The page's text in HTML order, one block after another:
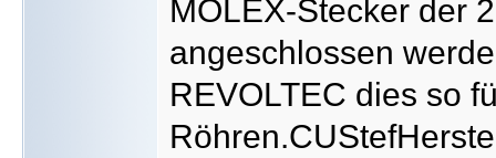
MOLEX-Stecker der
angeschlossen
REVOLTEC dies so